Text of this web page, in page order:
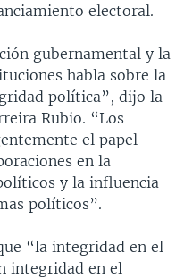
electoral.
gubernamental y la
habla sobre la
política”, dijo la
Rubio. “Los
el papel
en la
y la influencia
políticos”.
“la integridad en el
integridad en el